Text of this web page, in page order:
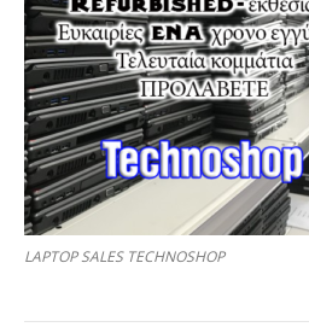
LAPTOP SALES TECHNOSHOP